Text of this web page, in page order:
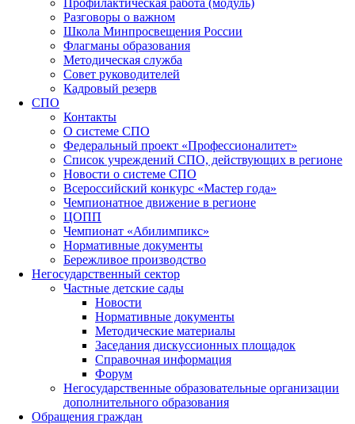
Разговоры о важном
Школа Минпросвещения России
Флагманы образования
Методическая служба
Совет руководителей
Кадровый резерв
СПО
Контакты
О системе СПО
Федеральный проект «Профессионалитет»
Список учреждений СПО, действующих в регионе
Новости о системе СПО
Всероссийский конкурс «Мастер года»
Чемпионатное движение в регионе
ЦОПП
Чемпионат «Абилимпикс»
Нормативные документы
Бережливое производство
Негосударственный сектор
Частные детские сады
Новости
Нормативные документы
Методические материалы
Заседания дискуссионных площадок
Справочная информация
Форум
Негосударственные образовательные организации
дополнительного образования
Обращения граждан